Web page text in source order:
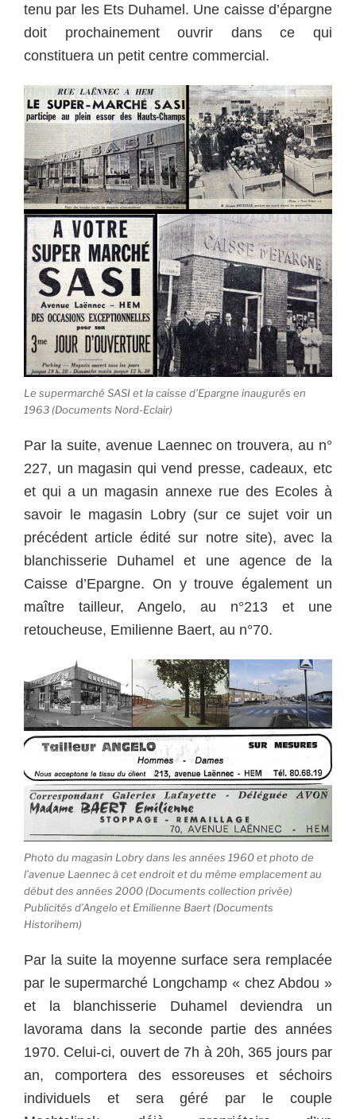
tenu par les Ets Duhamel. Une caisse d’épargne
doit prochainement ouvrir dans ce qui
constituera un petit centre commercial.
Le supermarché SASI et la caisse d’Epargne inaugurés en
1963 (Documents Nord-Eclair)
Par la suite, avenue Laennec on trouvera, au n°
227, un magasin qui vend presse, cadeaux, etc
et qui a un magasin annexe rue des Ecoles à
savoir le magasin Lobry (sur ce sujet voir un
précédent article édité sur notre site), avec la
blanchisserie Duhamel et une agence de la
Caisse d’Epargne. On y trouve également un
maître tailleur, Angelo, au n°213 et une
retoucheuse, Emilienne Baert, au n°70.
Photo du magasin Lobry dans les années 1960 et photo de
l’avenue Laennec à cet endroit et du même emplacement au
début des années 2000 (Documents collection privée)
Publicités d’Angelo et Emilienne Baert (Documents
Historihem)
Par la suite la moyenne surface sera remplacée
par le supermarché Longchamp « chez Abdou »
et la blanchisserie Duhamel deviendra un
lavorama dans la seconde partie des années
1970. Celui-ci, ouvert de 7h à 20h, 365 jours par
an, comportera des essoreuses et séchoirs
individuels et sera géré par le couple